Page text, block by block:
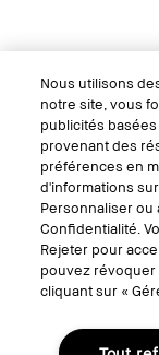
Nous utilisons
notre site, vous
publicités
provenant des
préférences en
d'informations
Personnaliser ou
Confidentialité.
Rejeter pour
pouvez révoquer
cliquant sur «